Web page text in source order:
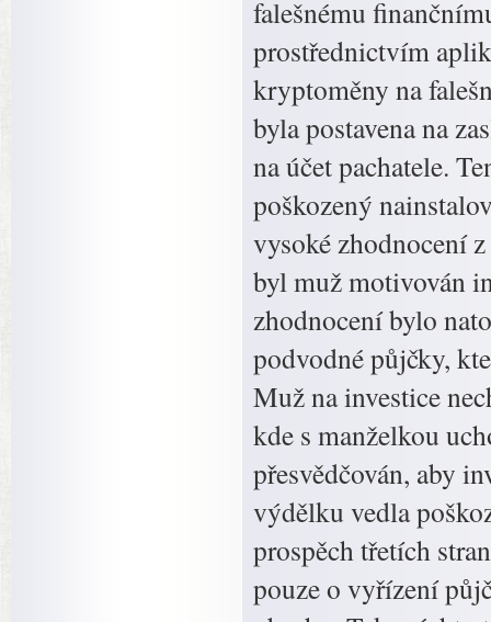
falešnému
prostřednictvím
kryptoměny na
byla postavena na
na účet pachatele.
poškozený
vysoké zhodnocení
byl muž motivován
zhodnocení bylo
podvodné půjčky,
Muž na investice
kde s manželkou
přesvědčován, aby
výdělku vedla
prospěch třetích
pouze o vyřízení